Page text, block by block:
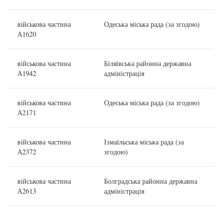
військова частина
А1620
Одеська міська рада (за згодою)
військова частина
А1942
Біляївська районна державна
адміністрація
військова частина
А2171
Одеська міська рада (за згодою)
військова частина
А2372
Ізмаїльська міська рада (за
згодою)
військова частина
А2613
Болградська районна державна
адміністрація